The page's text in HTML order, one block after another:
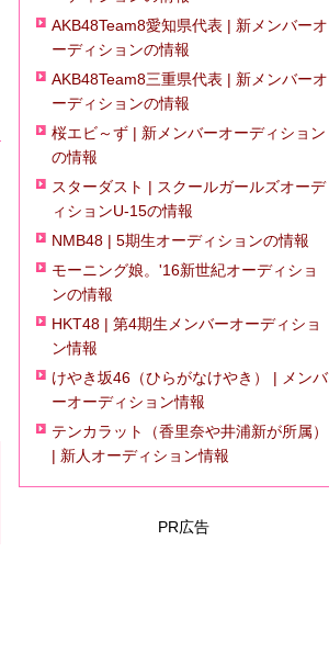
AKB48Team8愛知県代表 | 新メンバーオ
ーディションの情報
AKB48Team8三重県代表 | 新メンバーオ
ーディションの情報
桜エビ～ず | 新メンバーオーディション
の情報
スターダスト | スクールガールズオーデ
ィションU-15の情報
NMB48 | 5期生オーディションの情報
モーニング娘。'16新世紀オーディショ
ンの情報
HKT48 | 第4期生メンバーオーディショ
ン情報
けやき坂46（ひらがなけやき） | メンバ
ーオーディション情報
テンカラット（香里奈や井浦新が所属）
| 新人オーディション情報
PR広告